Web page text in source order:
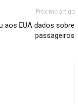
Próximo artigo
aos EUA dados sobre
passageiros